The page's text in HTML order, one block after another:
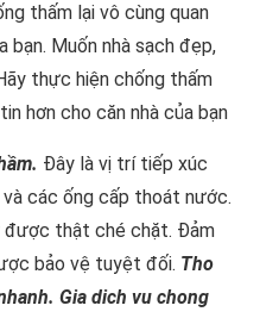
thấm lại vô cùng quan
bạn. Muốn nhà sạch đẹp,
thực hiện chống thấm
hơn cho căn nhà của bạn
Đây là vị trí tiếp xúc
các ống cấp thoát nước.
được thật ché chặt. Đảm
bảo vệ tuyệt đối. Tho
Gia dich vu chong